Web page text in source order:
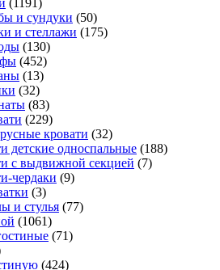
(1191)
и сундуки (50)
и стеллажи (175)
(130)
(452)
(13)
(32)
(83)
(229)
кровати (32)
детские односпальные (188)
с выдвижной секцией (7)
чердаки (9)
(3)
и стулья (77)
(1061)
(71)
(424)